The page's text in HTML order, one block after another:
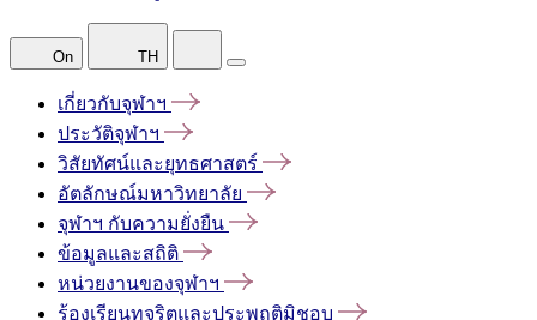
On TH
เกี่ยวกับจุฬาฯ
ประวัติจุฬาฯ
วิสัยทัศน์และยุทธศาสตร์
อัตลักษณ์มหาวิทยาลัย
จุฬาฯ กับความยั่งยืน
ข้อมูลและสถิติ
หน่วยงานของจุฬาฯ
ร้องเรียนทุจริตและประพฤติมิชอบ